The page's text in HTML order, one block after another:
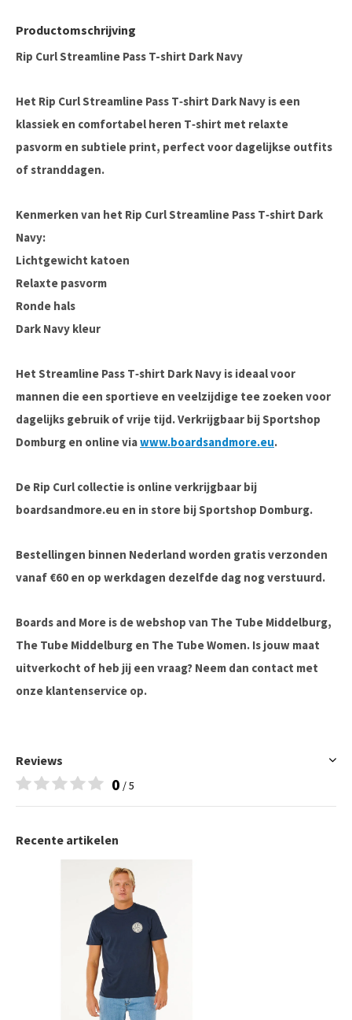
Productomschrijving
Rip Curl Streamline Pass T-shirt Dark Navy
Het Rip Curl Streamline Pass T‑shirt Dark Navy is een
klassiek en comfortabel heren T‑shirt met relaxte
pasvorm en subtiele print, perfect voor dagelijkse outfits
of stranddagen.
Kenmerken van het Rip Curl Streamline Pass T‑shirt Dark
Navy:
Lichtgewicht katoen
Relaxte pasvorm
Ronde hals
Dark Navy kleur
Het Streamline Pass T‑shirt Dark Navy is ideaal voor
mannen die een sportieve en veelzijdige tee zoeken voor
dagelijks gebruik of vrije tijd. Verkrijgbaar bijSportshop
Domburg en online viawww.boardsandmore.eu.
De Rip Curl collectie is online verkrijgbaar bij
boardsandmore.eu en in store bij Sportshop Domburg.
Bestellingen binnen Nederland worden gratis verzonden
vanaf €60 en op werkdagen dezelfde dag nog verstuurd.
Boards and More is de webshop van The Tube Middelburg,
The Tube Middelburg en The Tube Women. Is jouw maat
uitverkocht of heb jij een vraag? Neem dan contact met
onze klantenservice op.
Reviews
0 / 5
Recente artikelen